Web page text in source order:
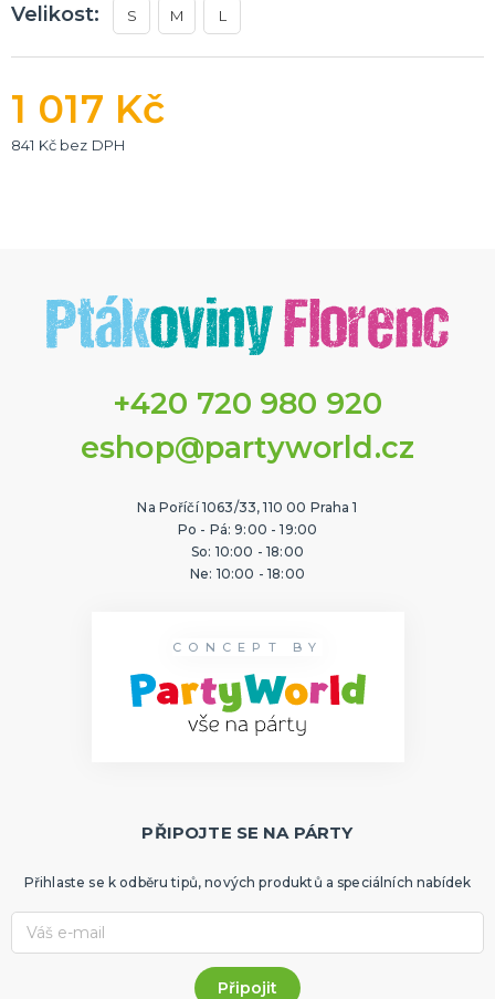
Velikost: S M L
1 017 Kč
841 Kč bez DPH
+420 720 980 920
eshop@partyworld.cz
Na Poříčí 1063/33, 110 00 Praha 1
Po - Pá: 9:00 - 19:00
So: 10:00 - 18:00
Ne: 10:00 - 18:00
CONCEPT BY
PŘIPOJTE SE NA PÁRTY
Přihlaste se k odběru tipů, nových produktů a speciálních nabídek